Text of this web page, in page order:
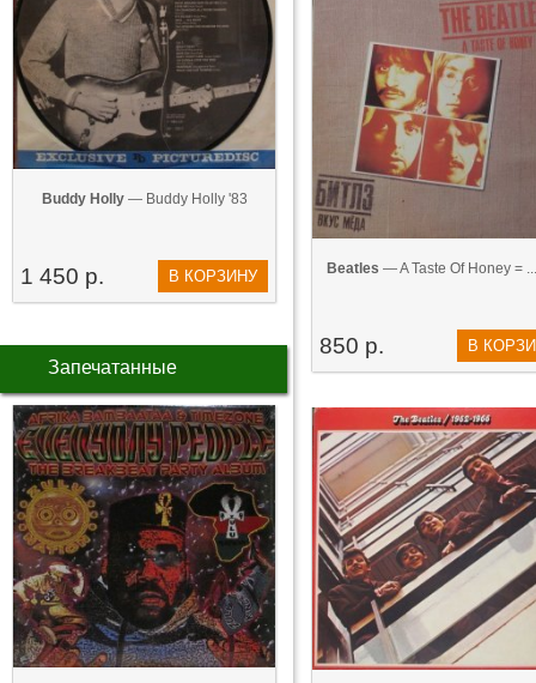
Buddy Holly— Buddy Holly '83
1 450 р. В КОРЗИНУ
Запечатанные
Beatles — A Taste Of Honey =
850 р. В